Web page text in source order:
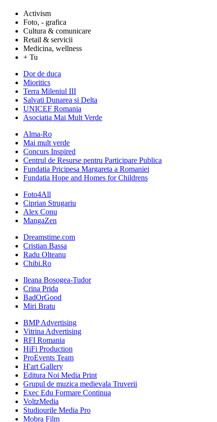
Activism
Foto, - grafica
Cultura & comunicare
Retail & servicii
Medicina, wellness
+ Tu
Dor de duca
Mioritics
Terra Mileniul III
Salvati Dunarea si Delta
UNICEF Romania
Asociatia Mai Mult Verde
Alma-Ro
Mai mult verde
Concurs Inspired
Centrul de Resurse pentru Participare Publica
Fundatia Pricipesa Margareta a Romaniei
Fundatia Hope and Homes for Childrens
Foto4All
Ciprian Strugariu
Alex Conu
MangaZen
Dreamstime.com
Cristian Bassa
Radu Olteanu
Chibi.Ro
Ileana Bosogea-Tudor
Crina Prida
BadOrGood
Miri Bratu
BMP Advertising
Vitrina Advertising
RFI Romania
HiFi Production
ProEvents Team
H'art Gallery
Editura Noi Media Print
Grupul de muzica medievala Truverii
Exec Edu Formare Continua
VoltzMedia
Studiourile Media Pro
Mobra Film